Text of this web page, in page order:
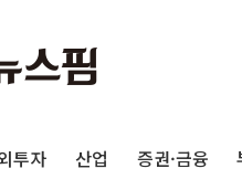
투자 산업 증권·금융
항시 재난예산 40억 긴급 투입…